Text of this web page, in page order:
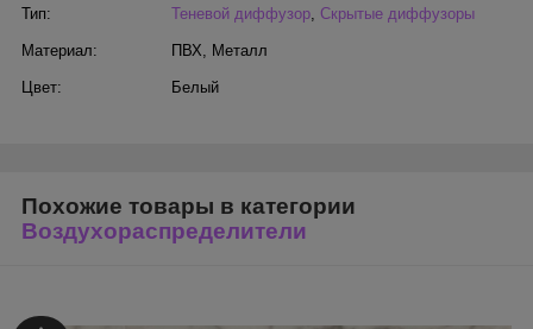
Тип: Теневой диффузор, Скрытые диффузоры
Материал: ПВХ, Металл
Цвет: Белый
Похожие товары в категории
Воздухораспределители